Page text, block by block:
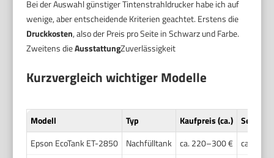
Bei der Auswahl günstiger Tintenstrahldrucker habe ich auf
wenige, aber entscheidende Kriterien geachtet. Erstens die
Druckkosten, also der Preis pro Seite in Schwarz und Farbe.
Zweitens dieAusstattungZuverlässigkeit
Kurzvergleich wichtiger Modelle
Modell Typ Kaufpreis (ca.)
Epson EcoTank ET-2850
Nachfülltank ca. 220–300 €
ca.